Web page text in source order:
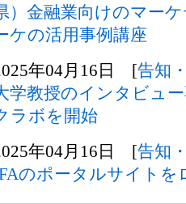
）金融業向けのマー
ケの活用事例講座
年04月16日 [告知
学教授のインタビュ
ラボを開始
年04月16日 [告知
のポータルサイトを